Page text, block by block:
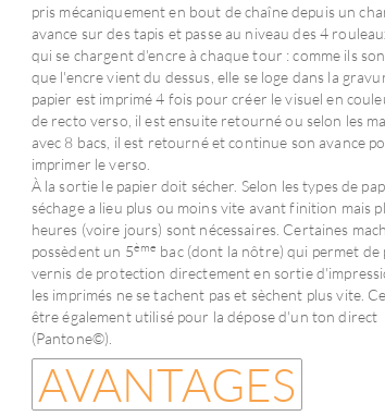
pris mécaniquement en bout de chaîne depuis un
avance sur des tapis et passe au niveau des 4
qui se chargent d'encre à chaque tour : comme ils
que l'encre vient du dessus, elle se loge dans la
papier est imprimé 4 fois pour créer le visuel en
de recto verso, il est ensuite retourné ou selon les
avec 8 bacs, il est retourné et continue son avance
imprimer le verso.
À la sortie le papier doit sécher. Selon les types de
séchage a lieu plus ou moins vite avant finition mais
heures (voire jours) sont nécessaires. Certaines
possèdent un 5ème bac (dont la nôtre) qui permet de
vernis de protection directement en sortie
les imprimés ne se tachent pas et sèchent plus vite.
être également utilisé pour la dépose d'un ton direct
(Pantone©).
AVANTAGES